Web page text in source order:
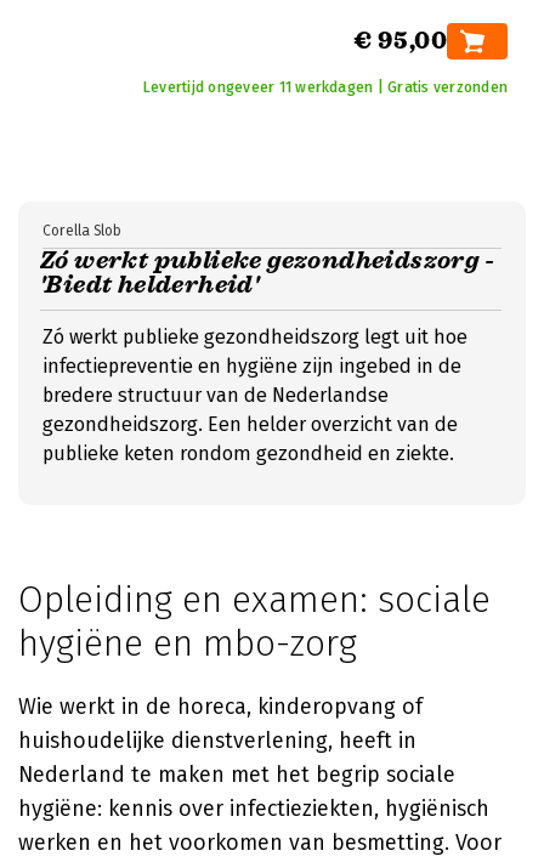
€ 95,00
Levertijd ongeveer 11 werkdagen | Gratis verzonden
Zó werkt publieke gezondheidszorg -
'Biedt helderheid'
Corella Slob
Zó werkt publieke gezondheidszorg legt uit hoe
infectiepreventie en hygiëne zijn ingebed in de
bredere structuur van de Nederlandse
gezondheidszorg. Een helder overzicht van de
publieke keten rondom gezondheid en ziekte.
Opleiding en examen: sociale
hygiëne en mbo-zorg
Wie werkt in de horeca, kinderopvang of
huishoudelijke dienstverlening, heeft in
Nederland te maken met het begrip sociale
hygiëne: kennis over infectieziekten, hygiënisch
werken en het voorkomen van besmetting. Voor